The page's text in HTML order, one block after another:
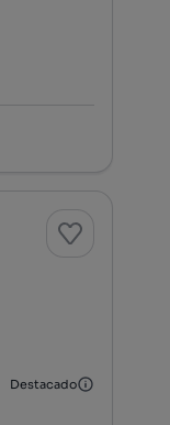
Destacado